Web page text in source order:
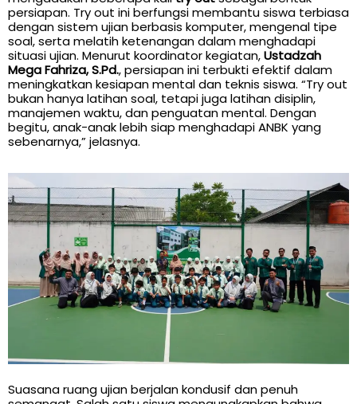
persiapan. Try out ini berfungsi membantu siswa terbiasa
dengan sistem ujian berbasis komputer, mengenal tipe
soal, serta melatih ketenangan dalam menghadapi
situasi ujian. Menurut koordinator kegiatan,Ustadzah
Mega Fahriza, S.Pd., persiapan ini terbukti efektif dalam
meningkatkan kesiapan mental dan teknis siswa. “Try out
bukan hanya latihan soal, tetapi juga latihan disiplin,
manajemen waktu, dan penguatan mental. Dengan
begitu, anak-anak lebih siap menghadapi ANBK yang
sebenarnya,” jelasnya.
Suasana ruang ujian berjalan kondusif dan penuh